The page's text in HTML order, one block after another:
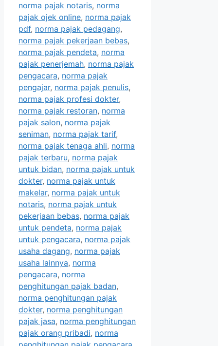
norma pajak notaris, norma
pajak ojek online, norma pajak
pdf, norma pajak pedagang,
norma pajak pekerjaan bebas,
norma pajak pendeta, norma
pajak penerjemah, norma pajak
pengacara, norma pajak
pengajar, norma pajak penulis,
norma pajak profesi dokter,
norma pajak restoran, norma
pajak salon, norma pajak
seniman, norma pajak tarif,
norma pajak tenaga ahli, norma
pajak terbaru, norma pajak
untuk bidan, norma pajak untuk
dokter, norma pajak untuk
makelar, norma pajak untuk
notaris, norma pajak untuk
pekerjaan bebas, norma pajak
untuk pendeta, norma pajak
untuk pengacara, norma pajak
usaha dagang, norma pajak
usaha lainnya, norma
pengacara, norma
penghitungan pajak badan,
norma penghitungan pajak
dokter, norma penghitungan
pajak jasa, norma penghitungan
pajak orang pribadi, norma